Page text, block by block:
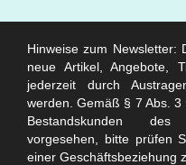
Hinweise zum Newsletter:
neue Artikel, Angebote,
jederzeit durch
werden. Gemäß § 7 Abs.
Bestandskunden des
vorgesehen, bitte prüfen
einer Geschäftsbeziehung